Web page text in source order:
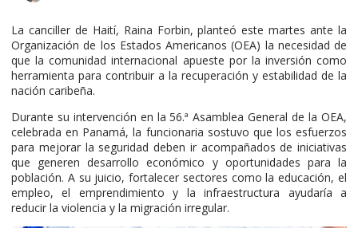
La canciller de Haití, Raina Forbin, planteó este martes ante la
Organización de los Estados Americanos (OEA) la necesidad de
que la comunidad internacional apueste por la inversión como
herramienta para contribuir a la recuperación y estabilidad de la
nación caribeña.
Durante su intervención en la 56.ª Asamblea General de la OEA,
celebrada en Panamá, la funcionaria sostuvo que los esfuerzos
para mejorar la seguridad deben ir acompañados de iniciativas
que generen desarrollo económico y oportunidades para la
población. A su juicio, fortalecer sectores como la educación, el
empleo, el emprendimiento y la infraestructura ayudaría a
reducir la violencia y la migración irregular.